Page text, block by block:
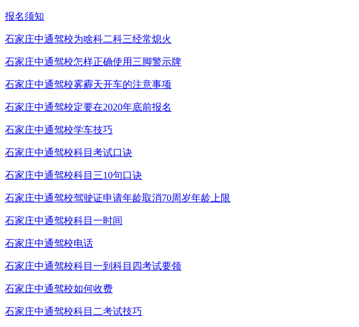
报名须知
石家庄中通驾校为啥科二科三经常熄火
石家庄中通驾校怎样正确使用三脚警示牌
石家庄中通驾校雾霾天开车的注意事项
石家庄中通驾校定要在2020年底前报名
石家庄中通驾校学车技巧
石家庄中通驾校科目考试口诀
石家庄中通驾校科目三10句口诀
石家庄中通驾校驾驶证申请年龄取消70周岁年龄上限
石家庄中通驾校科目一时间
石家庄中通驾校电话
石家庄中通驾校科目一到科目四考试要领
石家庄中通驾校如何收费
石家庄中通驾校科目二考试技巧